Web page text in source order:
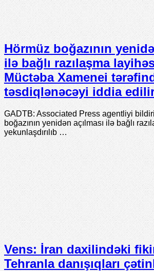
Hörmüz boğazının
ilə bağlı razılaşma
Müctəba Xamenei
təsdiqlənəcəyi iddia
GADTB: Associated Press agentliyi
boğazının yenidən açılması ilə bağlı
yekunlaşdırılıb …
Vens: İran daxilindəki fikir
Tehranla danışıqları